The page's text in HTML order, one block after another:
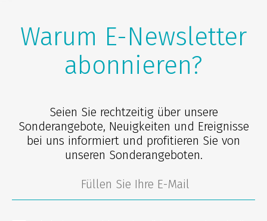
Warum E-Newsletter
abonnieren?
Seien Sie rechtzeitig über unsere
Sonderangebote, Neuigkeiten und Ereignisse
bei uns informiert und profitieren Sie von
unseren Sonderangeboten.